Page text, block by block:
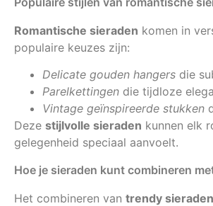
Romantische sieraden komen in
populaire keuzes zijn:
Delicate gouden hangers die
Parelkettingen die tijdloze
Vintage geïnspireerde stukken
Deze stijlvolle sieraden kunnen elk
gelegenheid speciaal aanvoelt.
Hoe je sieraden kunt combineren
Het combineren van trendy sieraden